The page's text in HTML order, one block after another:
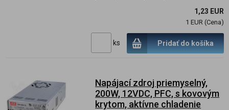
1,23 EUR
1 EUR (Cena)
ks Pridať do košíka
Napájací zdroj priemyselný,
200W, 12VDC, PFC, s kovovým
krytom, aktívne chladenie